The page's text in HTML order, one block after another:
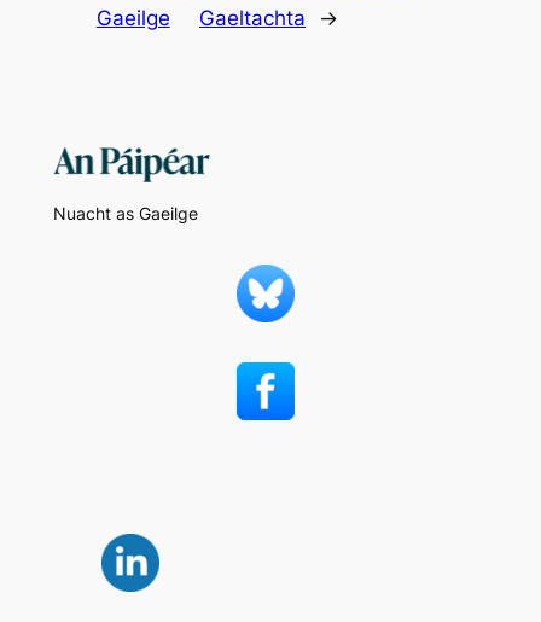
Gaeilge
Gaeltachta
→
Nuacht as Gaeilge